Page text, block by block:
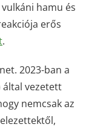
hamu és
erős
.
2023-ban a
által vezetett
nemcsak az